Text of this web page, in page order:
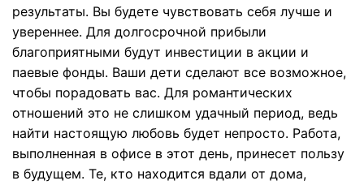
результаты. Вы будете чувствовать себя лучше и
увереннее. Для долгосрочной прибыли
благоприятными будут инвестиции в акции и
паевые фонды. Ваши дети сделают все возможное,
чтобы порадовать вас. Для романтических
отношений это не слишком удачный период, ведь
найти настоящую любовь будет непросто. Работа,
выполненная в офисе в этот день, принесет пользу
в будущем. Те, кто находится вдали от дома,